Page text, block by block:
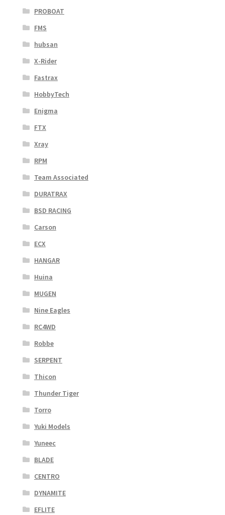
PROBOAT
FMS
hubsan
X-Rider
Fastrax
HobbyTech
Enigma
FTX
Xray
RPM
Team Associated
DURATRAX
BSD RACING
Carson
ECX
HANGAR
Huina
MUGEN
Nine Eagles
RC4WD
Robbe
SERPENT
Thicon
Thunder Tiger
Torro
Yuki Models
Yuneec
BLADE
CENTRO
DYNAMITE
EFLITE